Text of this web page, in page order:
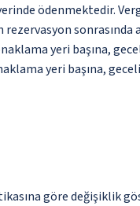
ödenmektedir.
yeri başına,
yeri başına,
göre değişiklik